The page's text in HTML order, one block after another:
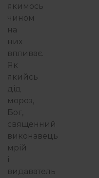
якимось
чином
на
них
впливає.
Як
якийсь
дід
мороз,
Бог,
священний
виконавець
мрій
і
видаватель